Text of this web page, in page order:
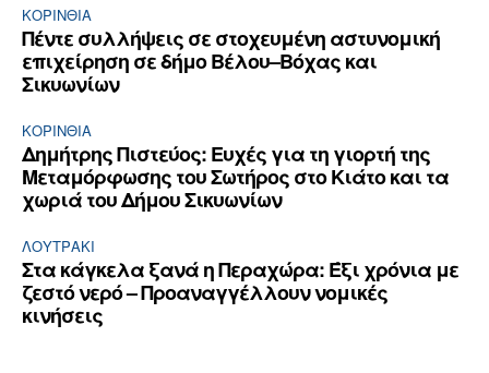
ΚΟΡΙΝΘΊΑ
Πέντε συλλήψεις σε στοχευμένη αστυνομική
επιχείρηση σε δήμο Βέλου–Βόχας και
Σικυωνίων
ΚΟΡΙΝΘΊΑ
Δημήτρης Πιστεύος: Ευχές για τη γιορτή της
Μεταμόρφωσης του Σωτήρος στο Κιάτο και τα
χωριά του Δήμου Σικυωνίων
ΛΟΥΤΡΆΚΙ
Στα κάγκελα ξανά η Περαχώρα: Έξι χρόνια με
ζεστό νερό – Προαναγγέλλουν νομικές
κινήσεις